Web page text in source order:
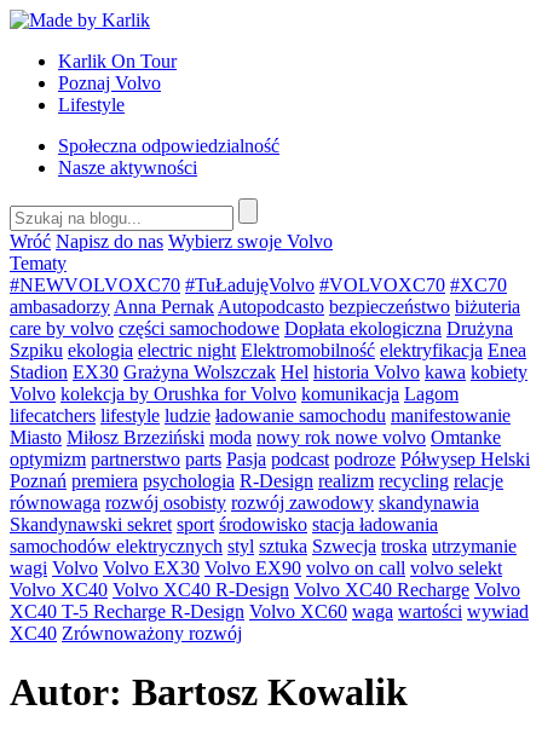
Przejdź
treści
Karlik On Tour
Poznaj Volvo
Lifestyle
Społeczna odpowiedzialność
Nasze aktywności
Wróć Napisz do nas Wybierz swoje Volvo
Tematy
#NEWVOLVOXC70 #TuŁadujęVolvo #VOLVOXC70 #XC70
ambasadorzy Anna Pernak Autopodcasto bezpieczeństwo biżuteria
care by volvo części samochodowe Dopłata ekologiczna Drużyna
Szpiku ekologia electric night Elektromobilność elektryfikacja Enea
Stadion EX30 Grażyna Wolszczak Hel historia Volvo kawa kobiety
Volvo kolekcja by Orushka for Volvo komunikacja Lagom
lifecatchers lifestyle ludzie ładowanie samochodu manifestowanie
Miasto Miłosz Brzeziński moda nowy rok nowe volvo Omtanke
optymizm partnerstwo parts Pasja podcast podroze Półwysep Helski
Poznań premiera psychologia R-Design realizm recycling relacje
równowaga rozwój osobisty rozwój zawodowy skandynawia
Skandynawski sekret sport środowisko stacja ładowania
samochodów elektrycznych styl sztuka Szwecja troska utrzymanie
wagi Volvo Volvo EX30 Volvo EX90 volvo on call volvo selekt
Volvo XC40 Volvo XC40 R-Design Volvo XC40 Recharge Volvo
XC40 T-5 Recharge R-Design Volvo XC60 waga wartości wywiad
XC40 Zrównoważony rozwój
Autor: Bartosz Kowalik